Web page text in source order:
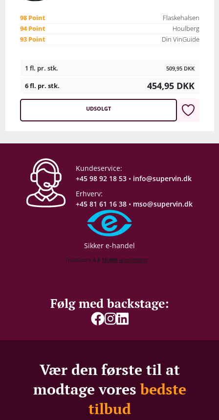
98 Point
Flaskehalsen
94 Point
Houlberg
93 Point
Din VinGuide
1 fl. pr. stk. 509,95 DKK
6 fl. pr. stk. 454,95 DKK
UDSOLGT
Kundeservice:
+45 98 92 18 53 • info@supervin.dk
Erhverv:
+45 81 61 16 38 • mso@supervin.dk
Sikker e-handel
Følg med backstage:
Vær den første til at
modtage voresbedste
tilbud